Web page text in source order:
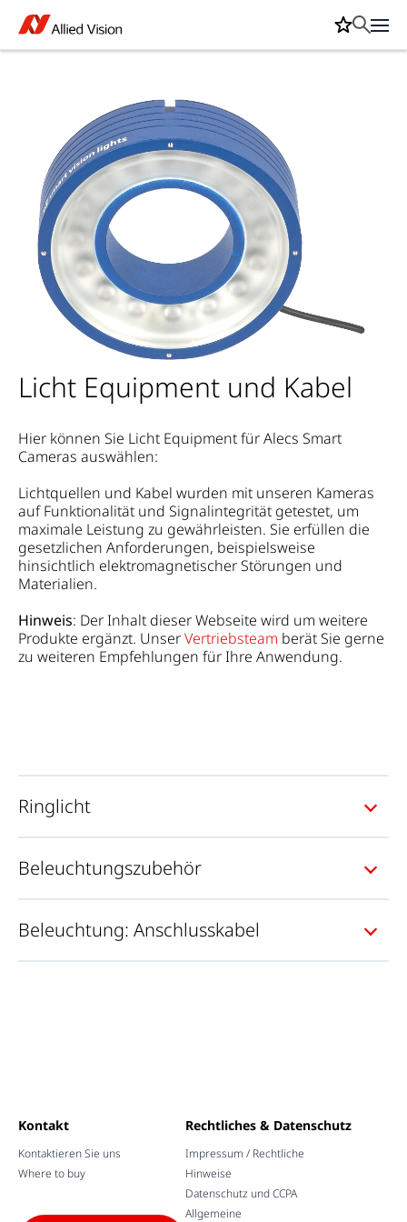
Licht Equipment und Kabel
Hier können Sie Licht Equipment für Alecs Smart
Cameras auswählen:
Lichtquellen und Kabel wurden mit unseren Kameras
auf Funktionalität und Signalintegrität getestet, um
maximale Leistung zu gewährleisten. Sie erfüllen die
gesetzlichen Anforderungen, beispielsweise
hinsichtlich elektromagnetischer Störungen und
Materialien.
Hinweis: Der Inhalt dieser Webseite wird um weitere
Produkte ergänzt. UnserVertriebsteam berät Sie gerne
zu weiteren Empfehlungen für Ihre Anwendung.
Ringlicht
Beleuchtungszubehör
Beleuchtung: Anschlusskabel
Kontakt
Kontaktieren Sie uns
Where to buy
Rechtliches & Datenschutz
Impressum / Rechtliche
Hinweise
Datenschutz und CCPA
Allgemeine